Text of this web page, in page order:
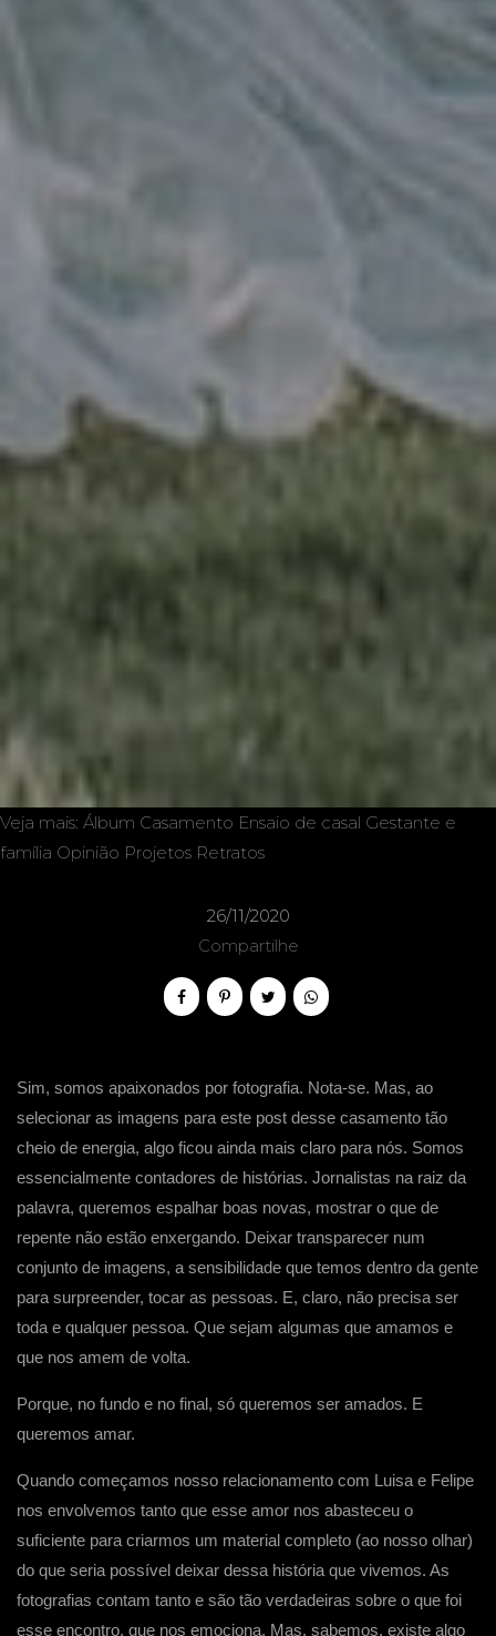
Veja mais: Álbum Casamento Ensaio de casal Gestante e
família Opinião Projetos Retratos
26/11/2020
Compartilhe
Sim, somos apaixonados por fotografia. Nota-se. Mas, ao
selecionar as imagens para este post desse casamento tão
cheio de energia, algo ficou ainda mais claro para nós. Somos
essencialmente contadores de histórias. Jornalistas na raiz da
palavra, queremos espalhar boas novas, mostrar o que de
repente não estão enxergando. Deixar transparecer num
conjunto de imagens, a sensibilidade que temos dentro da gente
para surpreender, tocar as pessoas. E, claro, não precisa ser
toda e qualquer pessoa. Que sejam algumas que amamos e
que nos amem de volta.
Porque, no fundo e no final, só queremos ser amados. E
queremos amar.
Quando começamos nosso relacionamento com Luisa e Felipe
nos envolvemos tanto que esse amor nos abasteceu o
suficiente para criarmos um material completo (ao nosso olhar)
do que seria possível deixar dessa história que vivemos. As
fotografias contam tanto e são tão verdadeiras sobre o que foi
esse encontro, que nos emociona. Mas, sabemos, existe algo